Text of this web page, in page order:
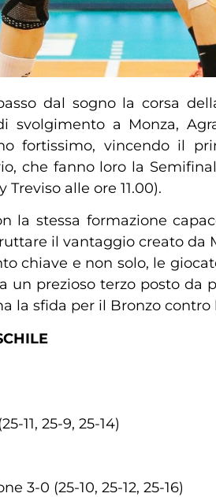
dal sogno la corsa
svolgimento a Monza,
fortissimo, vincendo il
che fanno loro la
alle ore 11.00).
la stessa formazione
il vantaggio creato
chiave e non solo, le
un prezioso terzo posto
la sfida per il Bronzo contro
11, 25-9, 25-14)
3-0 (25-10, 25-12, 25-16)